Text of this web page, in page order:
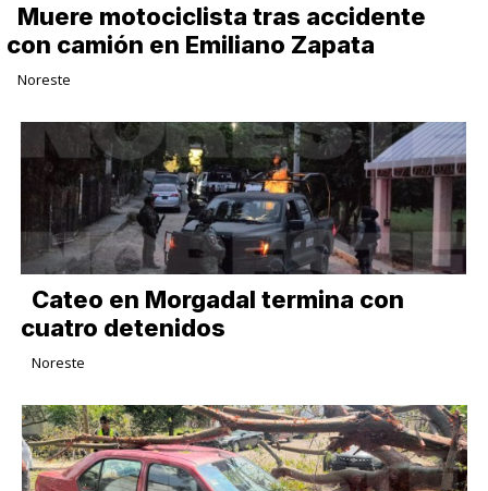
Muere motociclista tras accidente
con camión en Emiliano Zapata
Noreste
Cateo en Morgadal termina con
cuatro detenidos
Noreste